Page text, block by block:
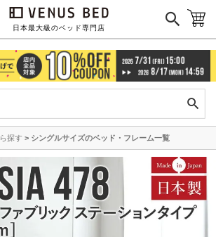
日本最大級のベッド専門店
探す シングルサイズのベッド・フレーム一覧